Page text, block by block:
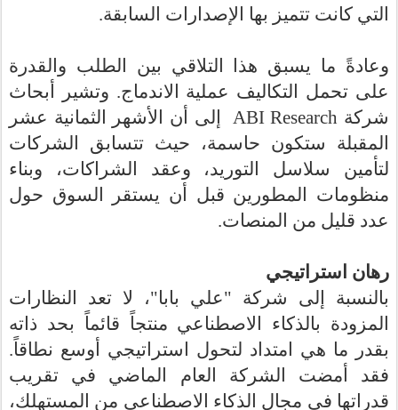
التي كانت تتميز بها الإصدارات السابقة.
وعادةً ما يسبق هذا التلاقي بين الطلب والقدرة
على تحمل التكاليف عملية الاندماج. وتشير أبحاث
شركة ABI Research
إلى أن الأشهر الثمانية عشر
المقبلة ستكون حاسمة، حيث تتسابق الشركات
لتأمين سلاسل التوريد، وعقد الشراكات، وبناء
منظومات المطورين قبل أن يستقر السوق حول
عدد قليل من المنصات.
رهان استراتيجي
بالنسبة إلى شركة "علي بابا"، لا تعد النظارات
المزودة بالذكاء الاصطناعي منتجاً قائماً بحد ذاته
بقدر ما هي امتداد لتحول استراتيجي أوسع نطاقاً.
فقد أمضت الشركة العام الماضي في تقريب
قدراتها في مجال الذكاء الاصطناعي من المستهلك،